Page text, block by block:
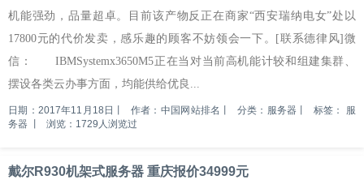
机能强劲，品量超卓。目前该产物反正在商家“西安瑞纳电女”处以
17800元的代价发卖，感乐趣的顾客不妨领会一下。[联系德律风]微
信： IBMSystemx3650M5正在当对当前高机能计较和组建集群、
摆设各类云办事方面，均能供给优良...
日期：2017年11月18日 作者：中国网站排名 分类：服务器 标签： 服
务器
浏览：1729人浏览过
戴尔R930机架式服务器 重庆报价34999元